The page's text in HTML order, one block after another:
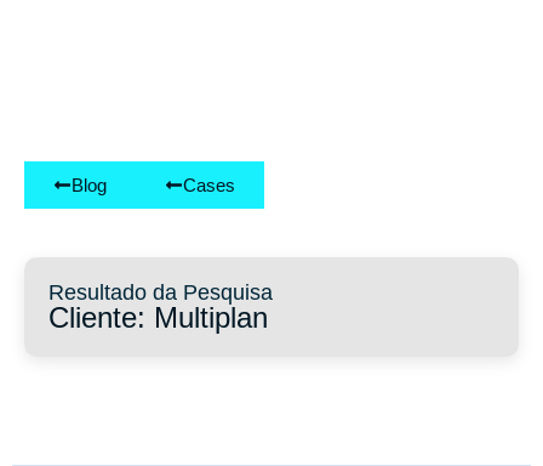
Blog Cases
Resultado da Pesquisa
Cliente: Multiplan